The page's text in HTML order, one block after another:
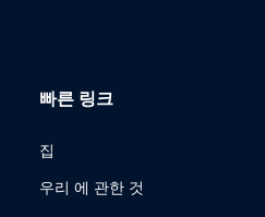
빠른 링크
집
우리 에 관한 것